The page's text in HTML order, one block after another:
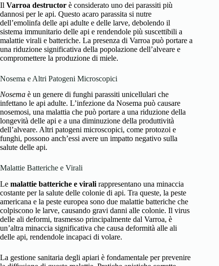
Il Varroa destructor è considerato uno dei parassiti più
dannosi per le api. Questo acaro parassita si nutre
dell’emolinfa delle api adulte e delle larve, debolendo il
sistema immunitario delle api e rendendole più suscettibili a
malattie virali e batteriche. La presenza di Varroa può portare a
una riduzione significativa della popolazione dell’alveare e
compromettere la produzione di miele.
Nosema e Altri Patogeni Microscopici
Nosema è un genere di funghi parassiti unicellulari che
infettano le api adulte. L’infezione da Nosema può causare
nosemosi, una malattia che può portare a una riduzione della
longevità delle api e a una diminuzione della produttività
dell’alveare. Altri patogeni microscopici, come protozoi e
funghi, possono anch’essi avere un impatto negativo sulla
salute delle api.
Malattie Batteriche e Virali
Le malattie batteriche e virali rappresentano una minaccia
costante per la salute delle colonie di api. Tra queste, la peste
americana e la peste europea sono due malattie batteriche che
colpiscono le larve, causando gravi danni alle colonie. Il virus
delle ali deformi, trasmesso principalmente dal Varroa, è
un’altra minaccia significativa che causa deformità alle ali
delle api, rendendole incapaci di volare.
La gestione sanitaria degli apiari è fondamentale per prevenire